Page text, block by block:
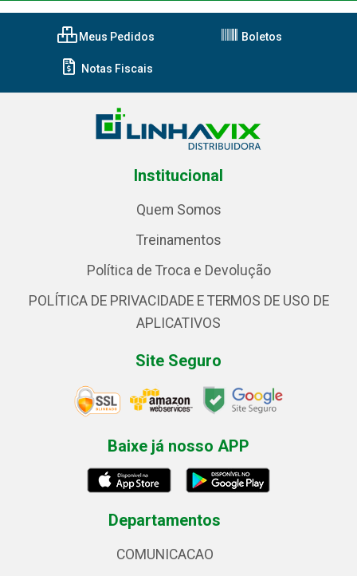
Meus Pedidos Boletos
Notas Fiscais
Institucional
Quem Somos
Treinamentos
Política de Troca e Devolução
POLÍTICA DE PRIVACIDADE E TERMOS DE USO DE
APLICATIVOS
Site Seguro
Baixe já nosso APP
Departamentos
COMUNICACAO